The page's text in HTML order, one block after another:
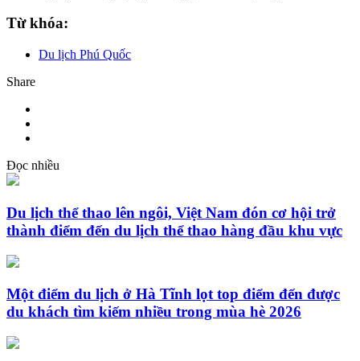
Từ khóa:
Du lịch Phú Quốc
Share
Đọc nhiều
Du lịch thể thao lên ngôi, Việt Nam đón cơ hội trở
thành điểm đến du lịch thể thao hàng đầu khu vực
Một điểm du lịch ở Hà Tĩnh lọt top điểm đến được
du khách tìm kiếm nhiều trong mùa hè 2026